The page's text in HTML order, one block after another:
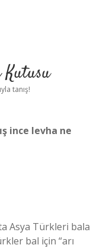
tanış!
ince levha ne
Asya Türkleri bala
bal için “arı